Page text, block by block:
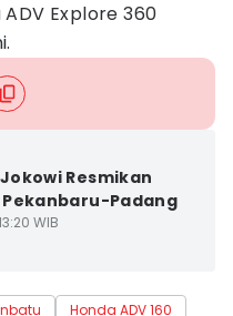
Explore 360
Resmikan
Padang
WIB
Honda ADV 160